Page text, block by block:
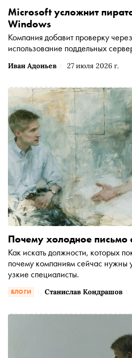
Иван Адоньев 27 июля 2026 г.
Microsoft усложнит
Windows
Компания добавит проверку
использование поддельных
БЛОГИ Станислав Кондрашов
Почему холодное письмо
Как искать должности, которых
почему компаниям сейчас нужны
узкие специалисты.